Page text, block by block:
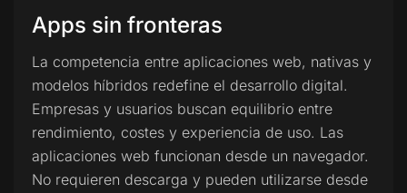
Apps sin fronteras
La competencia entre aplicaciones web, nativas y
modelos híbridos redefine el desarrollo digital.
Empresas y usuarios buscan equilibrio entre
rendimiento, costes y experiencia de uso. Las
aplicaciones web funcionan desde un navegador.
No requieren descarga y pueden utilizarse desde